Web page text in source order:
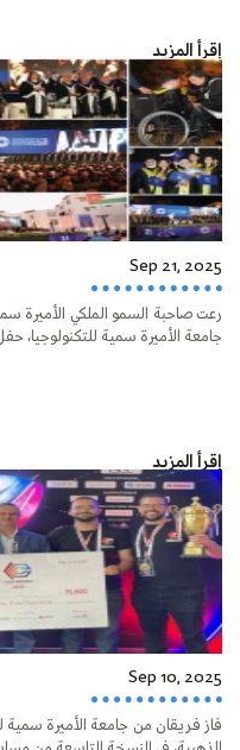
إقرأ المزيد
Sep 21, 2025
رعت صاحبة السمو الملكي الأميرة
جامعة الأميرة سمية للتكنولوجيا،
إقرأ المزيد
Sep 10, 2025
فاز فريقان من جامعة الأميرة سمية